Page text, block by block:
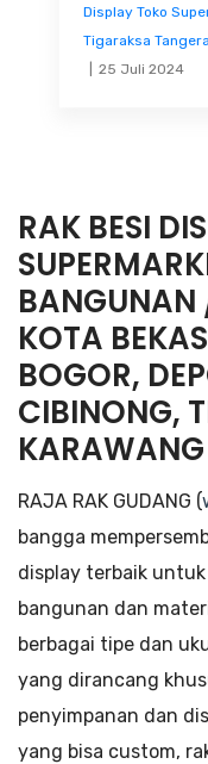
Display Toko
Tigaraksa
25 Juli 2024
RAK BESI
BANGUNAN
KOTA
BOGOR,
CIBINONG,
KARAWANG
RAJA RAK GUDANG (
bangga
display terbaik
bangunan dan
berbagai tipe dan
yang dirancang
penyimpanan dan
yang bisa custom,